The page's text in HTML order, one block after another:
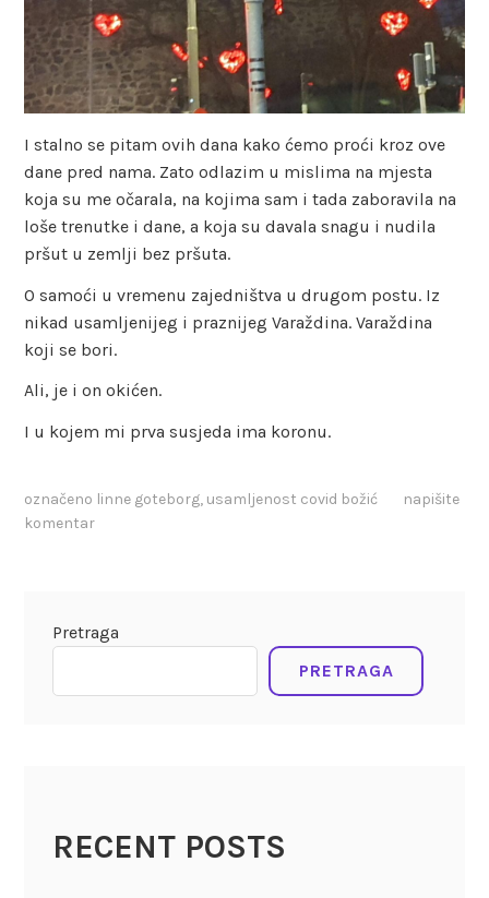
I stalno se pitam ovih dana kako ćemo proći kroz ove
dane pred nama. Zato odlazim u mislima na mjesta
koja su me očarala, na kojima sam i tada zaboravila na
loše trenutke i dane, a koja su davala snagu i nudila
pršut u zemlji bez pršuta.
O samoći u vremenu zajedništva u drugom postu. Iz
nikad usamljenijeg i praznijeg Varaždina. Varaždina
koji se bori.
Ali, je i on okićen.
I u kojem mi prva susjeda ima koronu.
označeno linne goteborg, usamljenost covid božić
napišite
komentar
Pretraga
PRETRAGA
RECENT POSTS